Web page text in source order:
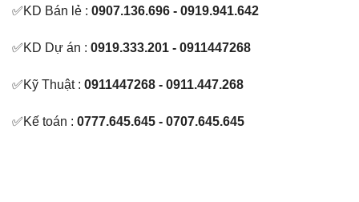
✅KD Bán lẻ : 0907.136.696 - 0919.941.642
✅KD Dự án : 0919.333.201 - 0911447268
✅Kỹ Thuật : 0911447268 - 0911.447.268
✅Kế toán : 0777.645.645 - 0707.645.645